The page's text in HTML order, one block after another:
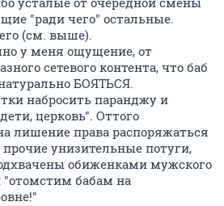
"ради чего" остальные.
(см. выше).
у меня ощущение, от
сетевого контента, что баб
БОЯТЬСЯ.
набросить паранджу и
церковь". Оттого
лишение права распоряжаться
унизительные потуги,
обиженками мужского
"отомстим бабам на